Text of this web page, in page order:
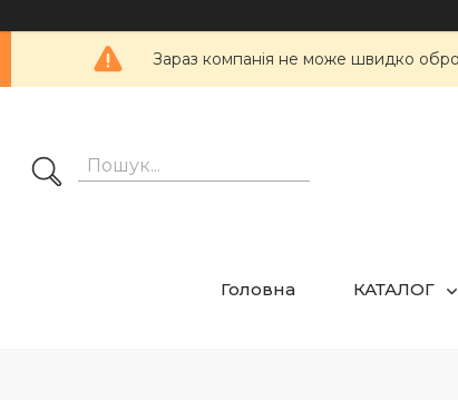
Зараз компанія не може швидко
Головна КАТАЛОГ